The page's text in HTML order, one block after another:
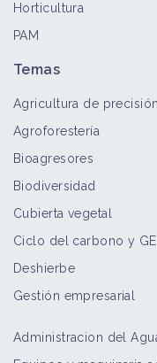
Horticultura
PAM
Temas
Agricultura de precisión
Agroforestería
Bioagresores
Biodiversidad
Cubierta vegetal
Ciclo del carbono y GEI
Deshierbe
Gestión empresarial
Administracion del